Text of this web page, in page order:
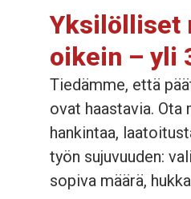
Yksilölliset
oikein – yli
Tiedämme, että
ovat haastavia. Ota
hankintaa,
työn sujuvuuden:
sopiva määrä,